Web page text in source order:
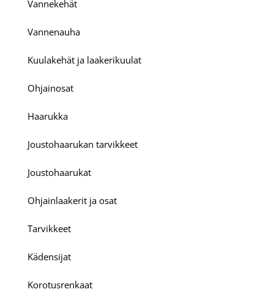
Vannekehät
Vannenauha
Kuulakehät ja laakerikuulat
Ohjainosat
Haarukka
Joustohaarukan tarvikkeet
Joustohaarukat
Ohjainlaakerit ja osat
Tarvikkeet
Kädensijat
Korotusrenkaat